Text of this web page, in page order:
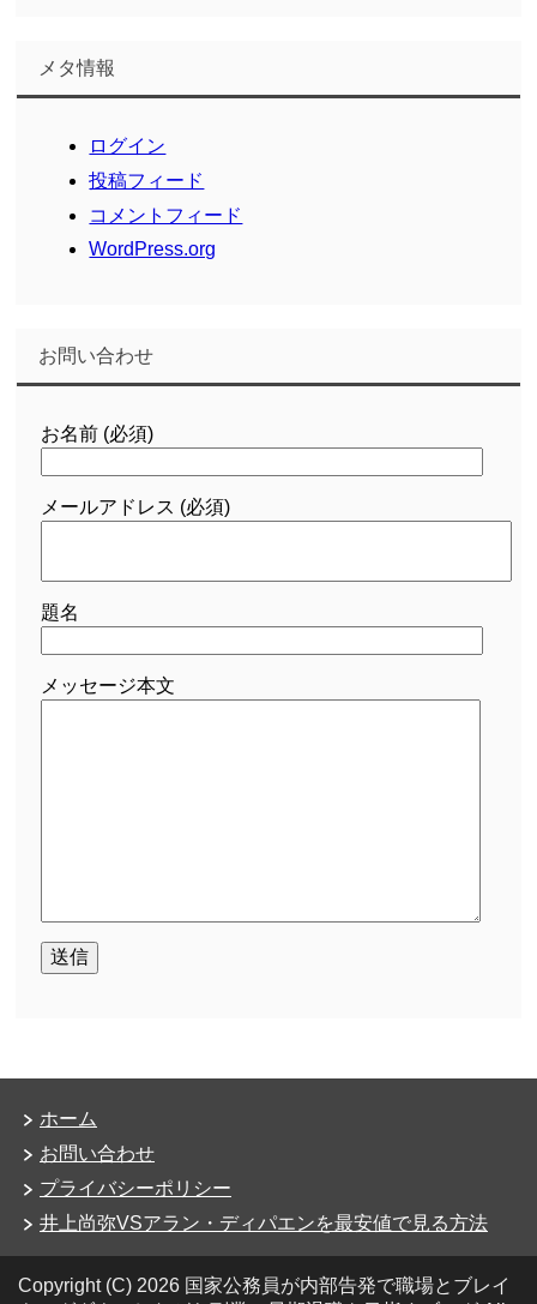
メタ情報
ログイン
投稿フィード
コメントフィード
WordPress.org
お問い合わせ
お名前 (必須)
メールアドレス (必須)
題名
メッセージ本文
ホーム
お問い合わせ
プライバシーポリシー
井上尚弥VSアラン・ディパエンを最安値で見る方法
Copyright (C) 2026 国家公務員が内部告発で職場とブレイ